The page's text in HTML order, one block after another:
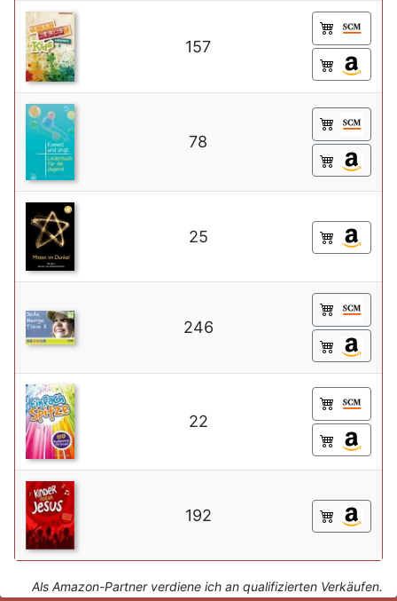
157
78
25
246
22
192
Als Amazon-Partner verdiene ich an qualifizierten Verkäufen.